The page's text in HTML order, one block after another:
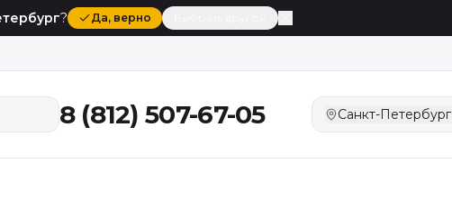
? Да, верно
8 (812) 507-67-05 Санкт-Петербург